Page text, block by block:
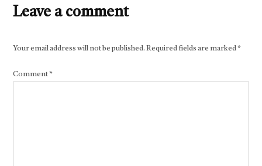
Leave a comment
Your email address will not be published. Required fields are marked*
Comment*